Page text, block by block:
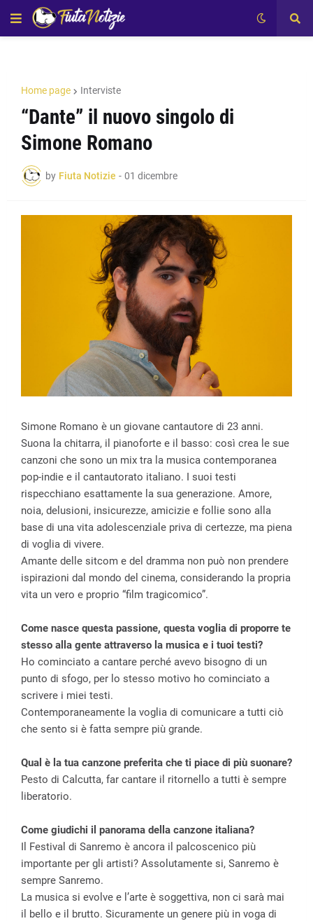
Home page Interviste
“Dante” il nuovo singolo di
Simone Romano
by Fiuta Notizie - 01 dicembre
Simone Romano è un giovane cantautore di 23 anni.
Suona la chitarra, il pianoforte e il basso: così crea le sue
canzoni che sono un mix tra la musica contemporanea
pop-indie e il cantautorato italiano. I suoi testi
rispecchiano esattamente la sua generazione. Amore,
noia, delusioni, insicurezze, amicizie e follie sono alla
base di una vita adolescenziale priva di certezze, ma piena
di voglia di vivere.
Amante delle sitcom e del dramma non può non prendere
ispirazioni dal mondo del cinema, considerando la propria
vita un vero e proprio “film tragicomico”.
Come nasce questa passione, questa voglia di proporre te
stesso alla gente attraverso la musica e i tuoi testi?
Ho cominciato a cantare perché avevo bisogno di un
punto di sfogo, per lo stesso motivo ho cominciato a
scrivere i miei testi.
Contemporaneamente la voglia di comunicare a tutti ciò
che sento si è fatta sempre più grande.
Qual è la tua canzone preferita che ti piace di più suonare?
Pesto di Calcutta, far cantare il ritornello a tutti è sempre
liberatorio.
Come giudichi il panorama della canzone italiana?
Il Festival di Sanremo è ancora il palcoscenico più
importante per gli artisti? Assolutamente si, Sanremo è
sempre Sanremo.
La musica si evolve e l’arte è soggettiva, non ci sarà mai
il bello e il brutto. Sicuramente un genere più in voga di